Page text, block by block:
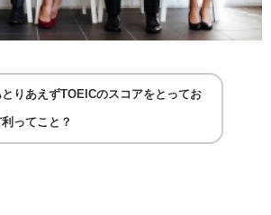
とりあえずTOEICのスコアをとってお
ってこと？